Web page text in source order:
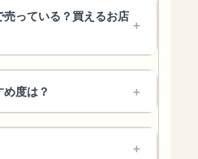
売っている？買えるお店
度は？